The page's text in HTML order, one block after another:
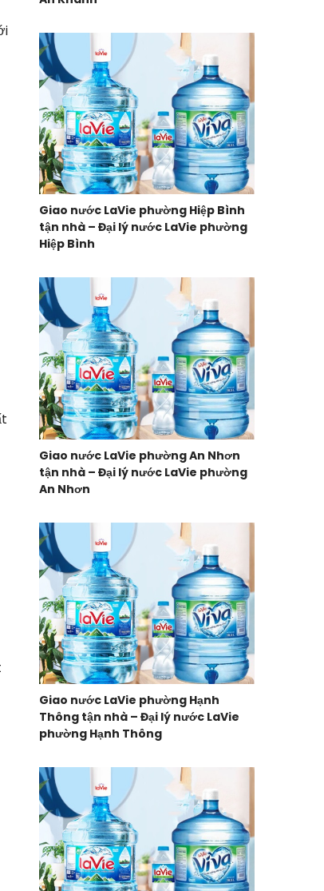
Giao nước LaVie phường Hiệp Bình
tận nhà – Đại lý nước LaVie phường
Hiệp Bình
Giao nước LaVie phường An Nhơn
tận nhà – Đại lý nước LaVie phường
An Nhơn
Giao nước LaVie phường Hạnh
Thông tận nhà – Đại lý nước LaVie
phường Hạnh Thông